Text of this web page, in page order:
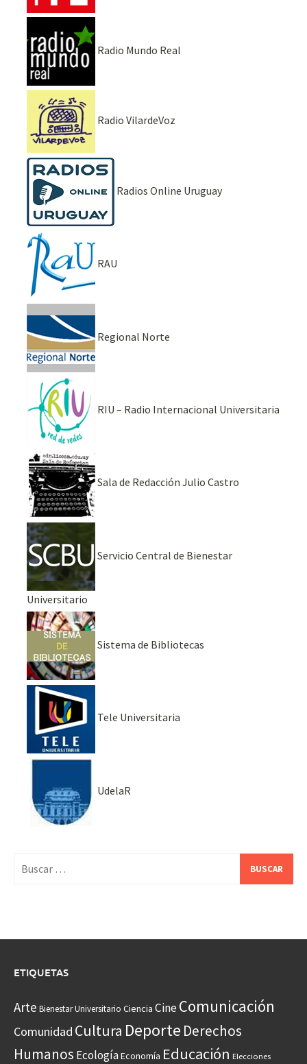
Radio Mundo Real
Radio VilardeVoz
Radios Online Uruguay
RAU
Regional Norte
RIU – Radio Internacional Universitaria
Sala de Redacción Julio Castro
Servicio Central de Bienestar
Universitario
Sistema de Bibliotecas
Tele Universitaria
UdelaR
ETIQUETAS
Arte Bienestar Universitario Ciencia CineComunicación
Comunidad Cultura Deporte Derechos
Humanos EcologíaEconomía Educación Elecciones